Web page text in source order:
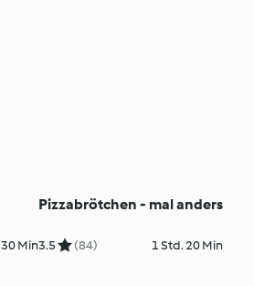
30 Min
Pizzabrötchen - mal anders
3.5 (84) 1 Std. 20 Min